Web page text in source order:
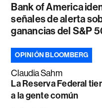
Bank of America
señales de alerta
ganancias del S&P
OPINIÓN BLOOMBERG
Claudia Sahm
La Reserva Federal
a la gente común